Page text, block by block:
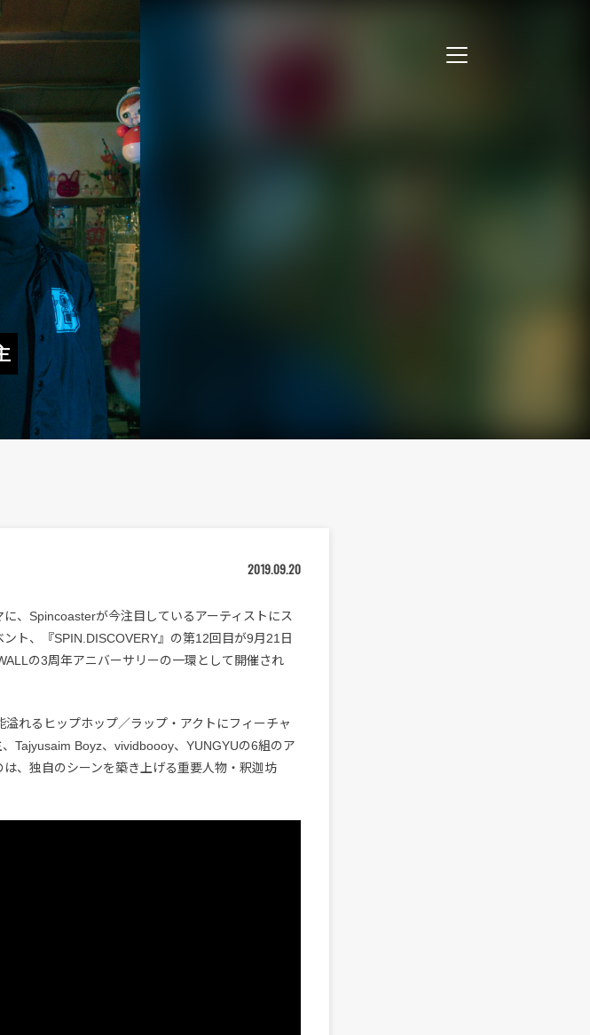
2019.09.20
に、Spincoasterが今注目しているアーティストにス
ト、『SPIN.DISCOVERY』の第12回目が9月21日
の3周年アニバーサリーの一環として開催され
れるヒップホップ／ラップ・アクトにフィーチャ
Tajyusaim Boyz、vividboooy、YUNGYUの6組のア
、独自のシーンを築き上げる重要人物・釈迦坊